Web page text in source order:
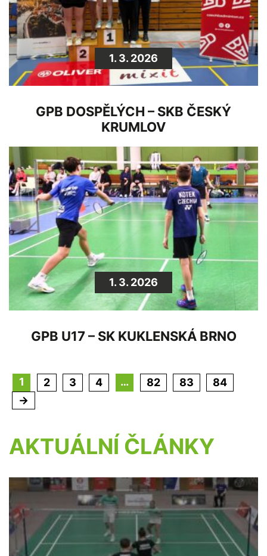
1. 3. 2026
GPB DOSPĚLÝCH – SKB ČESKÝ
KRUMLOV
1. 3. 2026
GPB U17 – SK KUKLENSKÁ BRNO
1 2 3 4 … 82 83
84
→
AKTUÁLNÍ ČLÁNKY